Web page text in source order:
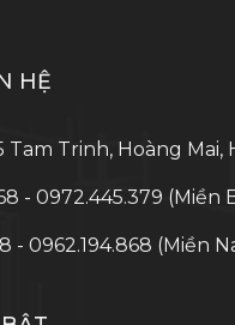
HỆ
Tam Trinh, Hoàng Mai,
- 0972.445.379 (Miền
- 0962.194.868 (Miền